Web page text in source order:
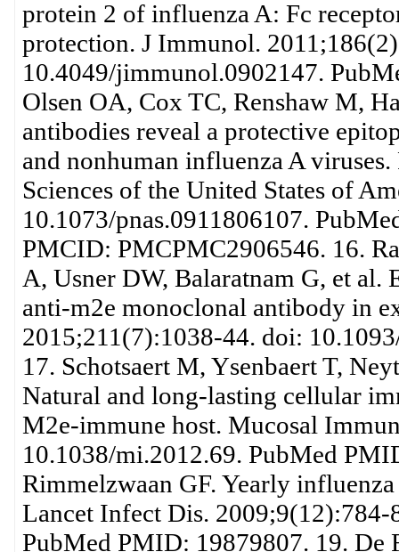
protein 2 of influenza A: Fc
protection. J Immunol.
10.4049/jimmunol.0902147.
Olsen OA, Cox TC, Renshaw M,
antibodies reveal a protective
and nonhuman influenza A
Sciences of the United States of
10.1073/pnas.0911806107.
PMCID: PMCPMC2906546. 16.
A, Usner DW, Balaratnam G, et
anti-m2e monoclonal antibody in
2015;211(7):1038-44. doi:
17. Schotsaert M, Ysenbaert T,
Natural and long-lasting cellular
M2e-immune host. Mucosal
10.1038/mi.2012.69. PubMed
Rimmelzwaan GF. Yearly
Lancet Infect Dis.
PubMed PMID: 19879807. 19.